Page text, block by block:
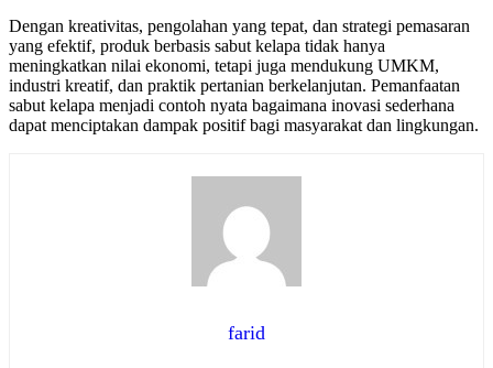
Dengan kreativitas, pengolahan yang tepat, dan strategi pemasaran
yang efektif, produk berbasis sabut kelapa tidak hanya
meningkatkan nilai ekonomi, tetapi juga mendukung UMKM,
industri kreatif, dan praktik pertanian berkelanjutan. Pemanfaatan
sabut kelapa menjadi contoh nyata bagaimana inovasi sederhana
dapat menciptakan dampak positif bagi masyarakat dan lingkungan.
farid